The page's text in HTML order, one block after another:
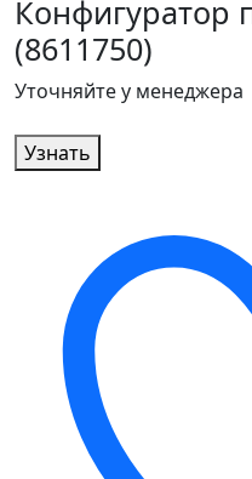
Конфигуратор
(8611750)
Уточняйте у менеджера
Узнать